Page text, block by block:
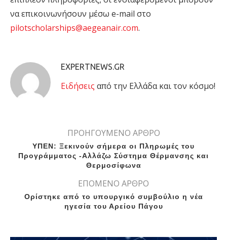
να επικοινωνήσουν μέσω e-mail στο
pilotscholarships@aegeanair.com.
EXPERTNEWS.GR
Eιδήσεις από την Ελλάδα και τον κόσμο!
ΠΡΟΗΓΟΥΜΕΝΟ ΑΡΘΡΟ
ΥΠΕΝ: Ξεκινούν σήμερα οι Πληρωμές του
Προγράμματος -Αλλάζω Σύστημα Θέρμανσης και
Θερμοσίφωνα
ΕΠΟΜΕΝΟ ΑΡΘΡΟ
Ορίστηκε από το υπουργικό συμβούλιο η νέα
ηγεσία του Αρείου Πάγου